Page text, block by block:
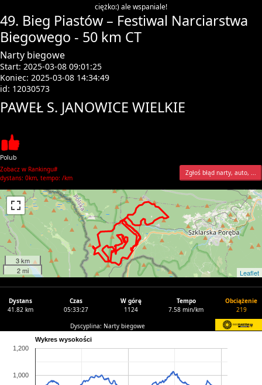
ciężko:) ale wspaniale!
49. Bieg Piastów – Festiwal Narciarstwa
Biegowego - 50 km CT
Narty biegowe
Start: 2025-03-08 09:01:25
Koniec: 2025-03-08 14:34:49
id: 12030573
PAWEŁ S. JANOWICE WIELKIE
Polub
Zobacz w Rankingu#
dystans: 0km, tempo: /km
Zgłoś błąd narty, auto, ...
3 km
2 mi
Leaflet
Dystans
41.82 km
Czas
05:33:27
W górę
1124
Tempo
7.58 min/km
Obciążenie
219
Dyscyplina: Narty biegowe
Wykres wysokości
1,000
1,200